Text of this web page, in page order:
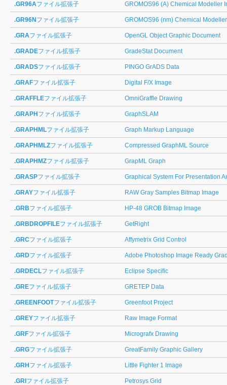
.GR96Aファイル拡張子 GROMOS96 (A) Chemical Modeller
.GR96N ファイル拡張子 GROMOS96 (nm) Chemical
.GRAファイル拡張子 OpenGL Object Graphic Document
.GRADEファイル拡張子 GradeStat Document
.GRADSファイル拡張子 PINGO GrADS Data
.GRAFファイル拡張子 Digital F/X Image
.GRAFFLEファイル拡張子 OmniGraffle Drawing
.GRAPH ファイル拡張子 GraphSLAM
.GRAPHMLファイル拡張子 Graph Markup Language
.GRAPHMLZファイル拡張子 Compressed GraphML Source
.GRAPHMZファイル拡張子 GrapML Graph
.GRASPファイル拡張子 Graphical System For Presentation
.GRAYファイル拡張子 RAW Gray Samples Bitmap Image
.GRBファイル拡張子 HP-48 GROB Bitmap Image
.GRBDROPFILEファイル拡張子 GetRight
.GRCファイル拡張子 Affymetrix Grid Control
.GRDファイル拡張子 Adobe Photoshop Image Ready
.GRDECLファイル拡張子 Eclipse Specific
.GREファイル拡張子 GRETEP Data
.GREENFOOTファイル拡張子 Greenfoot Project
.GREYファイル拡張子 Raw Image Format
.GRFファイル拡張子 Micrografx Drawing
.GRGファイル拡張子 GreatFamily Graphic Gallery
.GRH ファイル拡張子 Little Fighter 1 Image
.GRI ファイル拡張子 Petrosys Grid